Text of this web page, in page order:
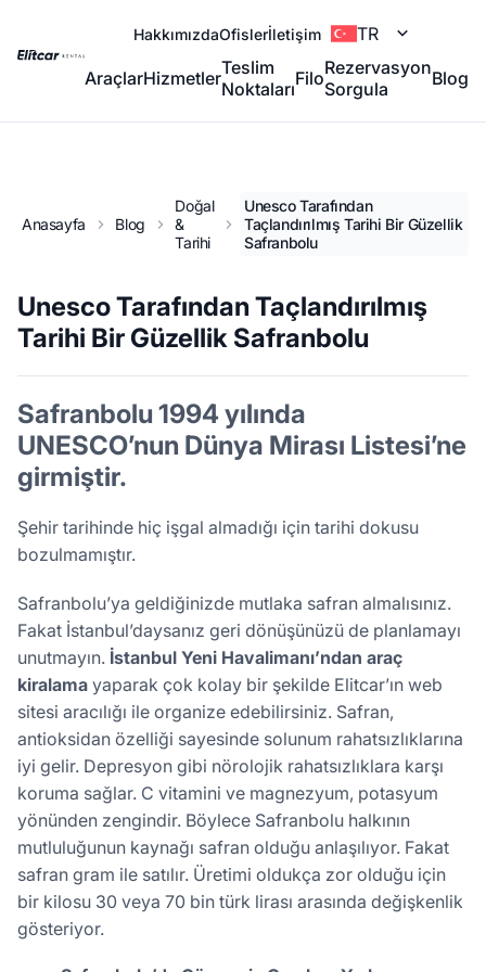
HakkımızdaOfislerİletişim TR
AraçlarHizmetlerTeslim
NoktalarıFiloRezervasyon
Sorgula
Blog
Anasayfa Blog
Doğal
&
Tarihi
Unesco Tarafından
Taçlandırılmış Tarihi Bir Güzellik
Safranbolu
Unesco Tarafından Taçlandırılmış
Tarihi Bir Güzellik Safranbolu
Safranbolu 1994 yılında
UNESCO’nun Dünya Mirası Listesi’ne
girmiştir.
Şehir tarihinde hiç işgal almadığı için tarihi dokusu
bozulmamıştır.
Safranbolu’ya geldiğinizde mutlaka safran almalısınız.
Fakat İstanbul’daysanız geri dönüşünüzü de planlamayı
unutmayın. İstanbul Yeni Havalimanı’ndan araç
kiralama yaparak çok kolay bir şekilde Elitcar’ın web
sitesi aracılığı ile organize edebilirsiniz. Safran,
antioksidan özelliği sayesinde solunum rahatsızlıklarına
iyi gelir. Depresyon gibi nörolojik rahatsızlıklara karşı
koruma sağlar. C vitamini ve magnezyum, potasyum
yönünden zengindir. Böylece Safranbolu halkının
mutluluğunun kaynağı safran olduğu anlaşılıyor. Fakat
safran gram ile satılır. Üretimi oldukça zor olduğu için
bir kilosu 30 veya 70 bin türk lirası arasında değişkenlik
gösteriyor.